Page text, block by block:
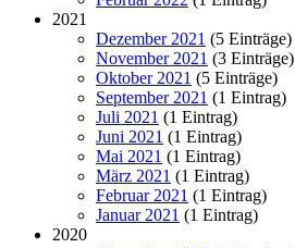
2021
Dezember 2021 (5 Einträge)
November 2021 (3 Einträge)
Oktober 2021 (5 Einträge)
September 2021 (1 Eintrag)
Juli 2021 (1 Eintrag)
Juni 2021 (1 Eintrag)
Mai 2021 (1 Eintrag)
März 2021 (1 Eintrag)
Februar 2021 (1 Eintrag)
Januar 2021 (1 Eintrag)
2020